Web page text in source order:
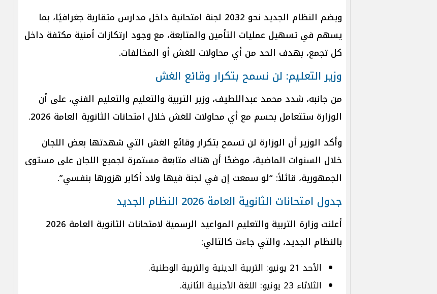
ويضم النظام الجديد نحو 2032 لجنة امتحانية داخل مدارس متقاربة جغرافيًا، بما
يسهم في تسهيل عمليات التأمين والمتابعة، مع وجود ارتكازات أمنية مكثفة داخل
كل تجمع، بهدف الحد من أي محاولات للغش أو المخالفات.
وزير التعليم: لن نسمح بتكرار وقائع الغش
من جانبه، شدد محمد عبداللطيف، وزير التربية والتعليم والتعليم الفني، على أن
الوزارة ستتعامل بحسم مع أي محاولات للغش خلال امتحانات الثانوية العامة 2026.
وأكد الوزير أن الوزارة لن تسمح بتكرار وقائع الغش التي شهدتها بعض اللجان
خلال السنوات الماضية، موضحًا أن هناك متابعة مستمرة لجميع اللجان على مستوى
الجمهورية، قائلاً: “لو سمعت إن في لجنة فيها ولاد أكابر هزورها بنفسي”.
جدول امتحانات الثانوية العامة 2026 النظام الجديد
أعلنت وزارة التربية والتعليم المواعيد الرسمية لامتحانات الثانوية العامة 2026
بالنظام الجديد، والتي جاءت كالتالي:
الأحد 21 يونيو: التربية الدينية والتربية الوطنية.
الثلاثاء 23 يونيو: اللغة الأجنبية الثانية.